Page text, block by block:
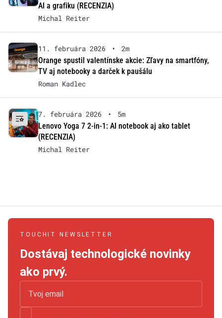
AI a grafiku (RECENZIA)
Michal Reiter
11. februára 2026 •
2m
Orange spustil valentínske akcie: Zľavy na smartfóny,
TV aj notebooky a darček k paušálu
Roman Kadlec
7. februára 2026 •
5m
Lenovo Yoga 7 2-in-1: AI notebook aj ako tablet
(RECENZIA)
Michal Reiter
TOUCHIT NEWSLETTER
Dostávaj technologické novinky
ako prvý.